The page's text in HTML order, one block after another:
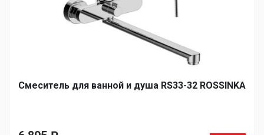
Смеситель для ванной и душа RS33-32 ROSSINKA